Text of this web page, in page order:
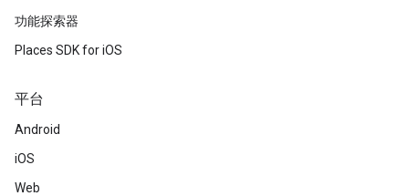
功能探索器
Places SDK for iOS
平台
Android
iOS
Web